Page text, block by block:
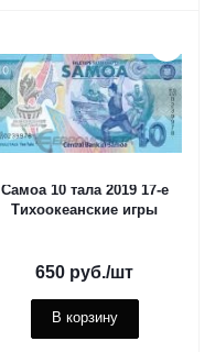
Самоа 10 тала 2019 17-е
Тихоокеанские игры
650 руб./шт
В корзину